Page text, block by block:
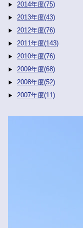
2014年度(75)
2013年度(43)
2012年度(76)
2011年度(143)
2010年度(76)
2009年度(68)
2008年度(52)
2007年度(11)